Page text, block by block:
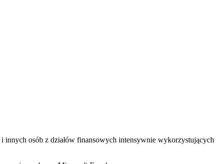
innych osób z działów finansowych intensywnie wykorzystujących